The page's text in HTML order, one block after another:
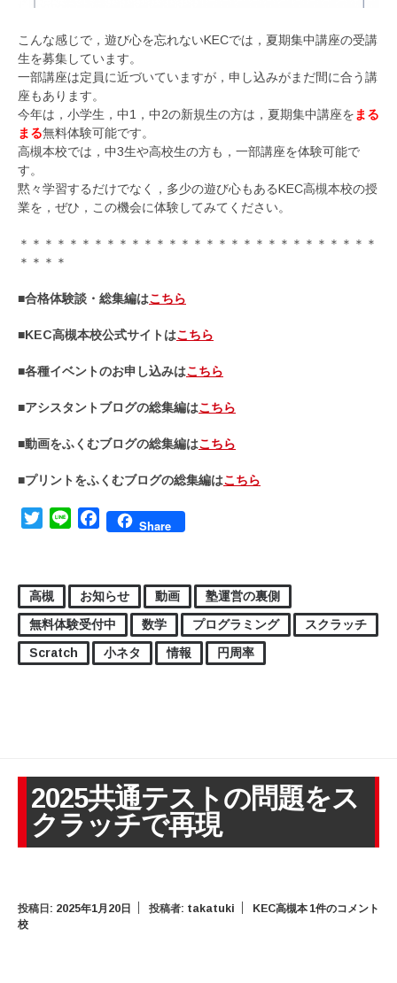
こんな感じで，遊び心を忘れないKECでは，夏期集中講座の受講
生を募集しています。
一部講座は定員に近づいていますが，申し込みがまだ間に合う講
座もあります。
今年は，小学生，中1，中2の新規生の方は，夏期集中講座をまる
まる無料体験可能です。
高槻本校では，中3生や高校生の方も，一部講座を体験可能で
す。
黙々学習するだけでなく，多少の遊び心もあるKEC高槻本校の授
業を，ぜひ，この機会に体験してみてください。
＊＊＊＊＊＊＊＊＊＊＊＊＊＊＊＊＊＊＊＊＊＊＊＊＊＊＊＊＊
＊＊＊＊
■合格体験談・総集編はこちら
■KEC高槻本校公式サイトはこちら
■各種イベントのお申し込みはこちら
■アシスタントブログの総集編はこちら
■動画をふくむブログの総集編はこちら
■プリントをふくむブログの総集編はこちら
TwitterLine FacebookShare
高槻 お知らせ 動画
塾運営の裏側
無料体験受付中
数学 プログラミング
スクラッチ
Scratch
小ネタ 情報 円周率
2025共通テストの問題をス
クラッチで再現
1件のコメント
投稿日: 2025年1月20日 投稿者: takatuki
KEC高槻本
校